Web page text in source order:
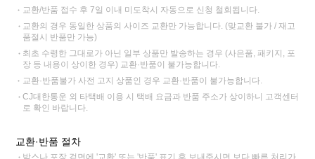
교환/반품 접수 후 7일 이내 미도착시 자동으로 신청 철회됩니다.
교환의 경우 동일한 상품의 사이즈 교환만 가능합니다. (맞교환 불가 / 재고
품절시 반품만 가능)
최초 수령한 그대로가 아닌 일부 상품만 발송하는 경우 (사은품, 패키지, 포
장 등 내용이 상이한 경우) 교환·반품이 불가능합니다.
교환·반품불가 사전 고지 상품인 경우 교환·반품이 불가능합니다.
CJ대한통운 외 타택배 이용 시 택배 요금과 반품 주소가 상이하니 고객센터
로 확인 바랍니다.
교환·반품 절차